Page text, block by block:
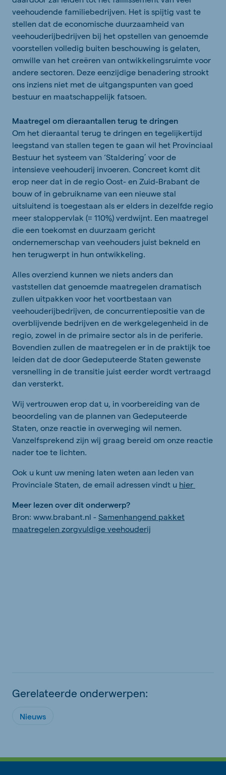
veehoudende familiebedrijven. Het is spijtig vast te
stellen dat de economische duurzaamheid van
veehouderijbedrijven bij het opstellen van genoemde
voorstellen volledig buiten beschouwing is gelaten,
omwille van het creëren van ontwikkelingsruimte voor
andere sectoren. Deze eenzijdige benadering strookt
ons inziens niet met de uitgangspunten van goed
bestuur en maatschappelijk fatsoen.
Maatregel om dieraantallen terug te dringen
Om het dieraantal terug te dringen en tegelijkertijd
leegstand van stallen tegen te gaan wil het Provinciaal
Bestuur het systeem van ‘Staldering’ voor de
intensieve veehouderij invoeren. Concreet komt dit
erop neer dat in de regio Oost- en Zuid-Brabant de
bouw of in gebruikname van een nieuwe stal
uitsluitend is toegestaan als er elders in dezelfde regio
meer staloppervlak (= 110%) verdwijnt. Een maatregel
die een toekomst en duurzaam gericht
ondernemerschap van veehouders juist bekneld en
hen terugwerpt in hun ontwikkeling.
Alles overziend kunnen we niets anders dan
vaststellen dat genoemde maatregelen dramatisch
zullen uitpakken voor het voortbestaan van
veehouderijbedrijven, de concurrentiepositie van de
overblijvende bedrijven en de werkgelegenheid in de
regio, zowel in de primaire sector als in de periferie.
Bovendien zullen de maatregelen er in de praktijk toe
leiden dat de door Gedeputeerde Staten gewenste
versnelling in de transitie juist eerder wordt vertraagd
dan versterkt.
Wij vertrouwen erop dat u, in voorbereiding van de
beoordeling van de plannen van Gedeputeerde
Staten, onze reactie in overweging wil nemen.
Vanzelfsprekend zijn wij graag bereid om onze reactie
nader toe te lichten.
Ook u kunt uw mening laten weten aan leden van
Provinciale Staten, de email adressen vindt u hier
Meer lezen over dit onderwerp?
Bron: www.brabant.nl - Samenhangend pakket
maatregelen zorgvuldige veehouderij
Gerelateerde onderwerpen:
Nieuws